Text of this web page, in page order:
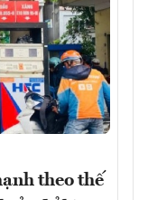
theo thế